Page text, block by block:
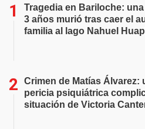
Tragedia en Bariloche:
3 años murió tras caer el
familia al lago Nahuel
Crimen de Matías Álvarez:
pericia psiquiátrica
situación de Victoria